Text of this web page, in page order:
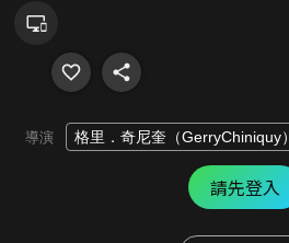
導演 格里．奇尼奎（GerryChiniquy）
請先登入